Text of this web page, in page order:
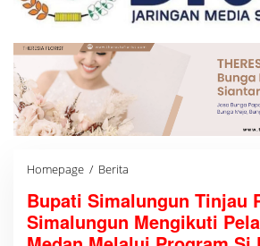
Homepage / Berita
p
a
i
Bupati Simalungun Tinjau
Simalungun Mengikuti